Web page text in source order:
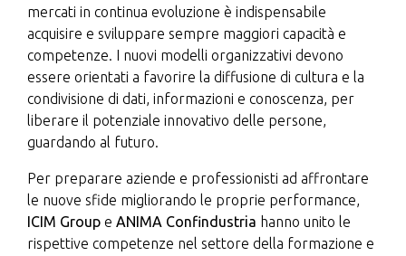
mercati in continua evoluzione è indispensabile
acquisire e sviluppare sempre maggiori capacità e
competenze. I nuovi modelli organizzativi devono
essere orientati a favorire la diffusione di cultura e la
condivisione di dati, informazioni e conoscenza, per
liberare il potenziale innovativo delle persone,
guardando al futuro.
Per preparare aziende e professionisti ad affrontare
le nuove sfide migliorando le proprie performance,
ICIM Group e ANIMA Confindustria hanno unito le
rispettive competenze nel settore della formazione e